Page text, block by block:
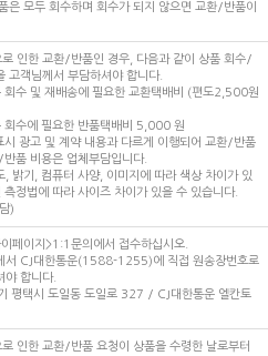
은 모두 회수하며 회수가 되지 않으면 교환/반품이
로 인한 교환/반품인 경우, 다음과 같이 상품 회수/
고객님께서 부담하셔야 합니다.
회수 및 재배송에 필요한 교환택배비 (편도2,500원
회수에 필요한 반품택배비 5,000 원
광고 및 계약 내용과 다르게 이행되어 교환/반품
품 비용은 업체부담입니다.
, 밝기, 컴퓨터 사양, 이미지에 따라 색상 차이가 있
정법에 따라 사이즈 차이가 있을 수 있습니다.
)
페이지>1:1문의에서 접수하십시오.
서 CJ대한통운(1588-1255)에 직접 원송장번호로
야 합니다.
평택시 도일동 도일로 327 / CJ대한통운 엘칸토
인한 교환/반품 요청이 상품을 수령한 날로부터